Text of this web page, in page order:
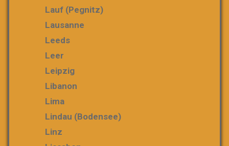
Lauf (Pegnitz)
Lausanne
Leeds
Leer
Leipzig
Libanon
Lima
Lindau (Bodensee)
Linz